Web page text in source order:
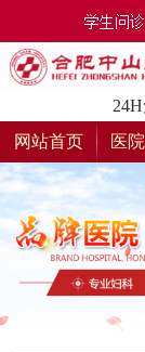
网站首页
医